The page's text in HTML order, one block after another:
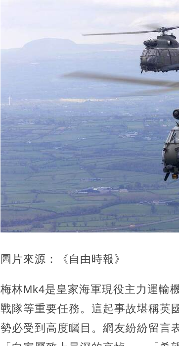
圖片來源：《自由時報》
梅林Mk4是皇家海軍現役主力運輸
戰隊等重要任務。這起事故堪稱英
勢必受到高度矚目。網友紛紛留言